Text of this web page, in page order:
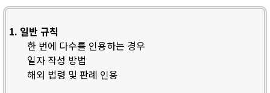
1. 일반 규칙
한 번에 다수를 인용하는 경우
일자 작성 방법
해외 법령 및 판례 인용